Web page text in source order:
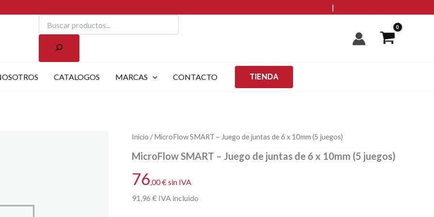
|
Buscar
CATALOGOS MARCAS CONTACTO TIENDA
Inicio / MicroFlow SMART – Juego de juntas de 6 x 10mm (5 juegos)
MicroFlow SMART – Juego de juntas de 6 x 10mm (5 juegos)
76,00€sin IVA
91,96 € IVA incluido